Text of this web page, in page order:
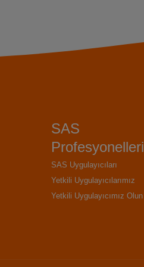
SAS
Profesyonelleri
SAS Uygulayıcıları
Yetkili Uygulayıcılarımız
Yetkili Uygulayıcımız Olun